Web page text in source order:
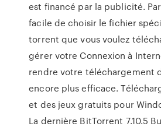
est financé par la publicité.
facile de choisir le fichier
torrent que vous voulez
gérer votre Connexion à
rendre votre téléchargement
encore plus efficace.
et des jeux gratuits pour
La dernière BitTorrent 7.10.5